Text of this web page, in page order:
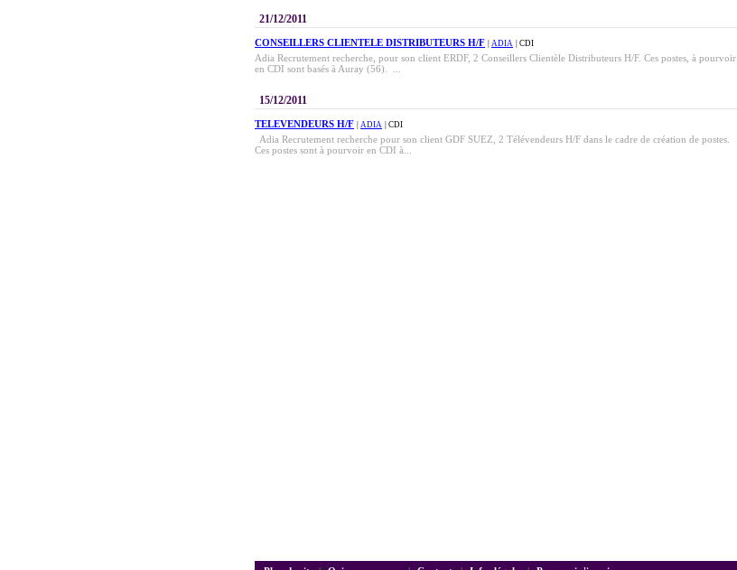
21/12/2011
CONSEILLERS CLIENTELE DISTRIBUTEURS H/F ADIA | CDI
Adia Recrutement recherche, pour son client ERDF, 2 Conseillers Clientèle Distributeurs H/F. Ces postes, à pourvoir
en CDI sont basés à Auray (56). ...
15/12/2011
TELEVENDEURS H/F ADIA | CDI
Adia Recrutement recherche pour son client GDF SUEZ, 2 Télévendeurs H/F dans le cadre de création de postes.
Ces postes sont à pourvoir en CDI à...